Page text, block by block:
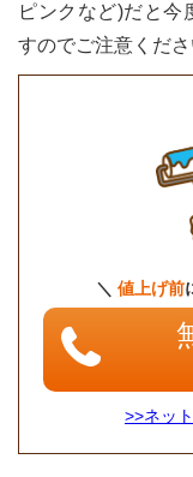
ピンクなど)だと今
すのでご注意くださ
＼ 値上げ前
>>ネッ